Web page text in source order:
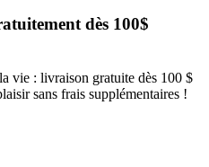
dès 100$
vie : livraison gratuite dès 100 $
sans frais supplémentaires !